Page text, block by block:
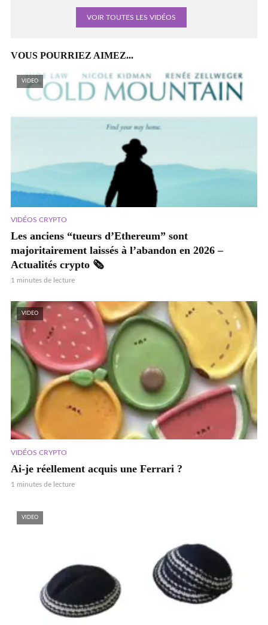
VOIR TOUTES LES VIDÉOS
VOUS POURRIEZ AIMEZ...
VIDEO
VIDÉOS CRYPTO
Les anciens “tueurs d’Ethereum” sont
majoritairement laissés à l’abandon en 2026 –
Actualités crypto 🗞️
1 minutes de lecture
VIDEO
VIDÉOS CRYPTO
Ai-je réellement acquis une Ferrari ?
1 minutes de lecture
VIDEO